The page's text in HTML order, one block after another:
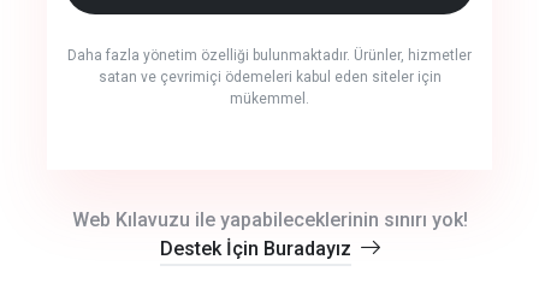
Daha fazla yönetim özelliği bulunmaktadır. Ürünler, hizmetler
satan ve çevrimiçi ödemeleri kabul eden siteler için
mükemmel.
Web Kılavuzu ile yapabileceklerinin sınırı yok!
Destek İçin Buradayız